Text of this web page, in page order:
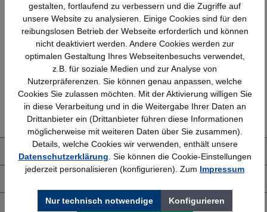
Schnelle Lieferung
Bundesweit
Topmarken
Faire Preise
Erfahrung Kostenlose Beratung
Über uns
gestalten, fortlaufend zu verbessern und die Zugriffe auf
unsere Website zu analysieren. Einige Cookies sind für den
reibungslosen Betrieb der Webseite erforderlich und können
nicht deaktiviert werden. Andere Cookies werden zur
optimalen Gestaltung Ihres Webseitenbesuchs verwendet,
z.B. für soziale Medien und zur Analyse von
Nutzerpräferenzen. Sie können genau anpassen, welche
Cookies Sie zulassen möchten. Mit der Aktivierung willigen Sie
in diese Verarbeitung und in die Weitergabe Ihrer Daten an
Drittanbieter ein (Drittanbieter führen diese Informationen
möglicherweise mit weiteren Daten über Sie zusammen).
Details, welche Cookies wir verwenden, enthält unsere
Datenschutzerklärung . Sie können die Cookie-Einstellungen
jederzeit personalisieren (konfigurieren). Zum Impressum
Nur technisch notwendige Konfigurieren